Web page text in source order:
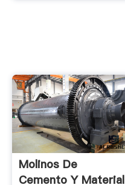
Molinos De
Cemento Y Material